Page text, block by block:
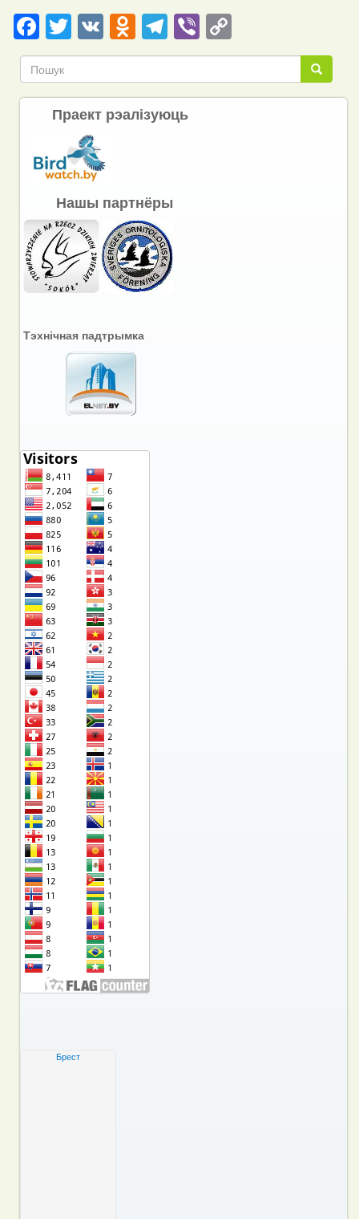
Facebook
Twitter
VKOdnoklassniki
Telegram
ViberCopy
Link Пошук
Пошук
Праект рэалізуюць
Нашы партнёры
Тэхнічная падтрымка
Брест